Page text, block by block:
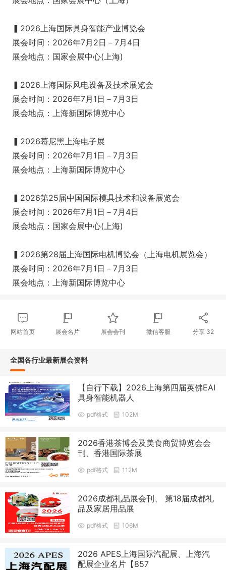
▍2026上海国际具身智能产业博览会
展会时间：2026年7月2日－7月4日
展会地点：国家会展中心(上海)
▍2026上海国际风电设备及技术展览会
展会时间：2026年7月1日－7月3日
展会地点：上海新国际博览中心
▍2026慕尼黑上海电子展
展会时间：2026年7月1日－7月3日
展会地点：上海新国际博览中心
▍2026第25届中国国际模具技术和设备展览会
展会时间：2026年7月1日－7月4日
展会地点：国家会展中心(上海)
▍2026第28届上海国际电机博览会（上海电机展览会）
展会时间：2026年7月1日－7月3日
展会地点：上海新国际博览中心
网站首页 展会名片 展会会刊 微信客服 分享 32
全国各行业最新展会资料
【自行下载】2026上海第四届英佛EAI
具身智能机器人
pdf格式 102M
2026香港茶博会及美食商贸博览会会
刊、香港国际茶展
pdf格式 112M
2026成都礼品展会刊、 第18届成都礼
品及家居用品展
pdf格式 106M
2026 APES上海国际汽配展、上海汽
配展企业名片【857